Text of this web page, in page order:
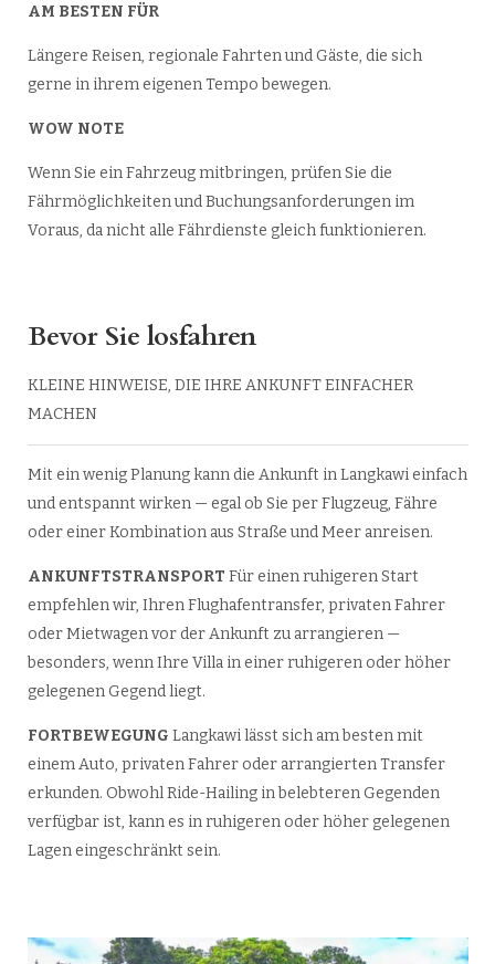
AM BESTEN FÜR
Längere Reisen, regionale Fahrten und Gäste, die sich
gerne in ihrem eigenen Tempo bewegen.
WOW NOTE
Wenn Sie ein Fahrzeug mitbringen, prüfen Sie die
Fährmöglichkeiten und Buchungsanforderungen im
Voraus, da nicht alle Fährdienste gleich funktionieren.
Bevor Sie losfahren
KLEINE HINWEISE, DIE IHRE ANKUNFT EINFACHER
MACHEN
Mit ein wenig Planung kann die Ankunft in Langkawi einfach
und entspannt wirken — egal ob Sie per Flugzeug, Fähre
oder einer Kombination aus Straße und Meer anreisen.
ANKUNFTSTRANSPORT Für einen ruhigeren Start
empfehlen wir, Ihren Flughafentransfer, privaten Fahrer
oder Mietwagen vor der Ankunft zu arrangieren —
besonders, wenn Ihre Villa in einer ruhigeren oder höher
gelegenen Gegend liegt.
FORTBEWEGUNG Langkawi lässt sich am besten mit
einem Auto, privaten Fahrer oder arrangierten Transfer
erkunden. Obwohl Ride-Hailing in belebteren Gegenden
verfügbar ist, kann es in ruhigeren oder höher gelegenen
Lagen eingeschränkt sein.